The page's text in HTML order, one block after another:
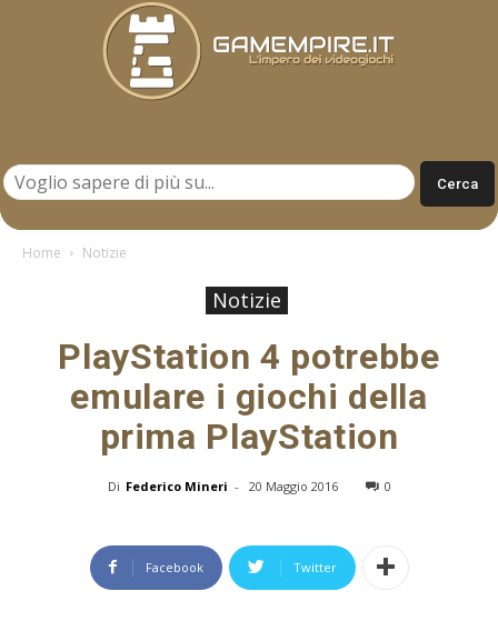
Home Notizie
Notizie
PlayStation 4 potrebbe
emulare i giochi della
prima PlayStation
Di Federico Mineri - 20 Maggio 2016 0
Facebook Twitter